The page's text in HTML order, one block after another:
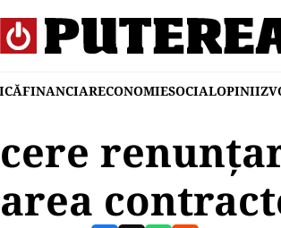
FINANCIARECONOMIESOCIALOPINII